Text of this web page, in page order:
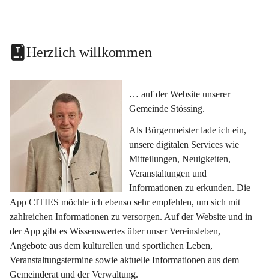
Herzlich willkommen
… auf der Website unserer
Gemeinde Stössing.
Als Bürgermeister lade ich ein,
unsere digitalen Services wie
Mitteilungen, Neuigkeiten,
Veranstaltungen und
Informationen zu erkunden. Die
App CITIES möchte ich ebenso sehr empfehlen, um sich mit
zahlreichen Informationen zu versorgen. Auf der Website und in
der App gibt es Wissenswertes über unser Vereinsleben,
Angebote aus dem kulturellen und sportlichen Leben,
Veranstaltungstermine sowie aktuelle Informationen aus dem
Gemeinderat und der Verwaltung.